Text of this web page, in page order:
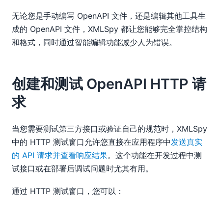
无论您是手动编写 OpenAPI 文件，还是编辑其他工具生
成的 OpenAPI 文件，XMLSpy 都让您能够完全掌控结构
和格式，同时通过智能编辑功能减少人为错误。
创建和测试 OpenAPI HTTP 请
求
当您需要测试第三方接口或验证自己的规范时，XMLSpy
中的 HTTP 测试窗口允许您直接在应用程序中发送真实
的 API 请求并查看响应结果。这个功能在开发过程中测
试接口或在部署后调试问题时尤其有用。
通过 HTTP 测试窗口，您可以：